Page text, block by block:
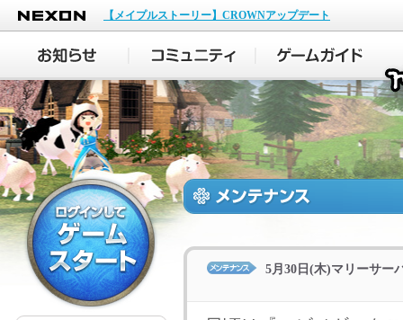
NEXON
【メイプルストーリー】CROWNアップデート
5月30日(木)マリーサー